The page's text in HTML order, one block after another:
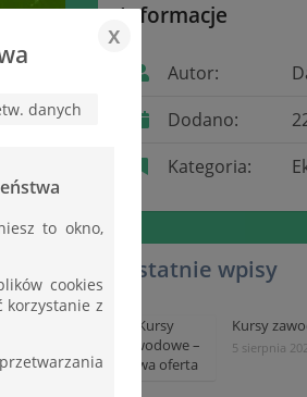
Informacje
Autor:
Dodano:
Kategoria:
Ostatnie wpisy
Kursy
5 sierpnia
x
danych
to okno,
cookies
z